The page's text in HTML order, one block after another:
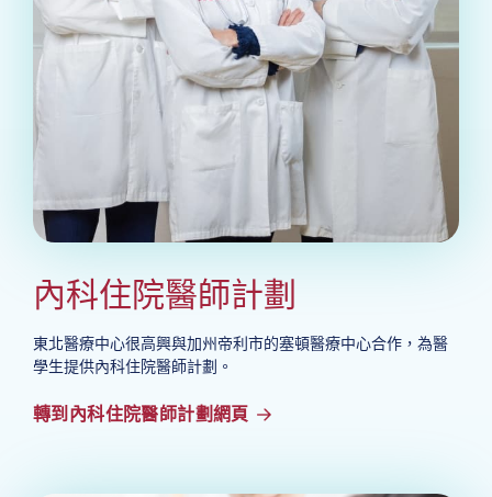
內科住院醫師計劃
東北醫療中心很高興與加州帝利市的塞頓醫療中心合作，為醫
學生提供內科住院醫師計劃。
轉到內科住院醫師計劃網頁